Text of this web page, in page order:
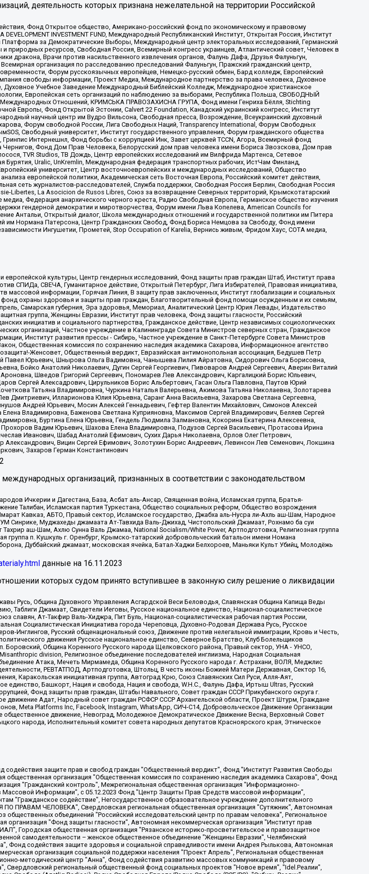
деятельность которых признана нежелательной на территории Российской
Фонд Открытое общество, Американо-российский фонд по экономическому и правовому
INVESTMENT FUND, Международный Республиканский Институт, Открытая Россия, Институт
за Демократические Выборы, Международный центр электоральных исследований, Германский
ресурсов, Свободная Россия, Всемирный конгресс украинцев, Атлантический совет, Человек в
Врачи против насильственного извлечения органов, Фалунь Дафа, Друзья Фалуньгун,
организация по расследованию преследований Фалуньгун, Пражский гражданский центр,
Форум русскоязычных европейцев, Немецко-русский обмен, Бард колледж, Европейский
свободы информации, Проект Медиа, Международное партнерство за права человека, Духовное
Духовное Учебное Заведение Международный Библейский Колледж, Международное христианское
Европейская сеть организаций по наблюдению за выборами, Республика Польша, СВОБОДНЫЙ
Отношений, КРИМСЬКА ПРАВОЗАХИСНА ГРУПА, Фонд имени Генриха Бёлля, Stichting
Европы, Фонд Открытой Эстонии, Calvert 22 Foundation, Канадский украинский конгресс, Институт
научный центр им Вудро Вильсона, Свободная пресса, Возрождение, Всеукраинский духовный
Форум свободной России, Лига Свободных Наций, Transparеncy International, Форум Свободных
Свободный университет, Институт государственного управления, Форум гражданского общества
Интернешнл, Фонд борьбы с коррупцией Инк, Завет церквей TCCN, Агора, Всемирный фонд
Фонд Дом Прав Человека, Белорусский дом прав человека имени Бориса Звозскова, Дом прав
TVR Studios, ТВ Дождь, Центр европейских исследований им Вилфрида Мартенса, Сетевое
Uralic, UnKremlin, Международная федерация транспортных рабочих, ИстЧам Финланд,
университет, Центр восточноевропейских и международных исследований, Общество
европейской политики, Академическая сеть Восточная Европа, Российский комитет действия,
сеть журналистов-расследователей, Служба поддержки, Свободная Россия Берлин, Свободная Россия
Libertes, La Asocicion de Rusos Libres, Союз за возвращение Северных территорий, Крымскотатарский
Федерация анархического черного креста, Радио Свободная Европа, Германское общество изучения
гендерной демократии и миротворчества, Форум имени Льва Копелева, American Councils for
Антальи, Открытый диалог, Школа международных отношений и государственной политики им Питера
им Нормана Патерсона, Центр Гражданских Свобод, Фонд Бориса Немцова за Свободу, Фонд имени
Ингушетии, Прометей, Stop Occupation of Karelia, Вернись живым, Фридом Хаус, СОТА медиа,
культуры, Центр гендерных исследований, Фонд защиты прав граждан Штаб, Институт права
СПИДа, СВЕЧА, Гуманитарное действие, Открытый Петербург, Лига Избирателей, Правовая инициатива,
информации, Горячая Линия, В защиту прав заключенных, Институт глобализации и социальных
охраны здоровья и защиты прав граждан, Благотворительный фонд помощи осужденным и их семьям,
Самарская губерния, Эра здоровья, Мемориал, Аналитический Центр Юрия Левады, Издательство
группа, Женщины Евразии, Институт прав человека, Фонд защиты гласности, Российский
инициатив и социального партнерства, Гражданское действие, Центр независимых социологических
организаций, Частное учреждение в Калининграде Совета Министров северных стран, Гражданское
Институт развития прессы - Сибирь, Частное учреждение в Санкт-Петербурге Совета Министров
Общественная комиссия по сохранению наследия академика Сахарова, Информационное агентство
Женсовет, Общественный вердикт, Евразийская антимонопольная ассоциация, Бедушев Петр
Павел Юрьевич, Шнырова Ольга Вадимовна, Чанышева Лилия Айратовна, Сидорович Ольга Борисовна,
Бойко Анатолий Николаевич, Дугин Сергей Георгиевич, Пивоваров Андрей Сергеевич, Аверин Виталий
Шведов Григорий Сергеевич, Пономарев Лев Александрович, Каргалицкий Борис Юльевич,
Сергей Алексадрович, Цирульников Борис Альбертович, Гасан Ольга Павловна, Паутов Юрий
Татьяна Владимировна, Чуркина Наталья Валерьевна, Акимова Татьяна Николаевна, Золотарева
Дмитриевич, Илларионова Юлия Юрьевна, Саранг Анна Васильевна, Захарова Светлана Сергеевна,
Андрей Юрьевич, Мосин Алексей Геннадьевич, Гефтер Валентин Михайлович, Симонов Алексей
Владимировна, Баженова Светлана Куприяновна, Максимов Сергей Владимирович, Беляев Сергей
Буртина Елена Юрьевна, Гендель Людмила Залмановна, Кокорина Екатерина Алексеевна,
Вадим Юрьевич, Шахова Елена Владимировна, Подузов Сергей Васильевич, Протасова Ирина
Иванович, Шабад Анатолий Ефимович, Сухих Дарья Николаевна, Орлов Олег Петрович,
Вицин Сергей Ефимович, Золотухин Борис Андреевич, Левинсон Лев Семенович, Локшина
Захаров Герман Константинович
организаций, признанных в соответствии с законодательством
Ичкерии и Дагестана, База, Асбат аль-Ансар, Священная война, Исламская группа, Братья-
Талибан, Исламская партия Туркестана, Общество социальных реформ, Общество возрождения
Кавказ, АБТО, Правый сектор, Исламское государство, Джабха аль-Нусра ли-Ахль аш-Шам, Народное
Синрике, Муджахеды джамаата Ат-Тавхида Валь-Джихад, Чистопольский Джамаат, Рохнамо ба суи
аш-Шам, Ахлю Сунна Валь Джамаа, National Socialism/White Power, Артподготовка, Религиозная группа
группа п. Кушкуль г. Оренбург, Крымско-татарский добровольческий батальон имени Номана
Дуббайский джамаат, московская ячейка, Батал-Хаджи Белхороев, Маньяки Культ Убийц, Молодёжь
данные на 16.11.2023
которых судом принято вступившее в законную силу решение о ликвидации
Русь, Община Духовного Управления Асгардской Веси Беловодья, Славянская Община Капища Веды
Таблиги Джамаат, Свидетели Иеговы, Русское национальное единство, Национал-социалистическое
Ат-Такфир Валь-Хиджра, Пит Буль, Национал-социалистическая рабочая партия России,
Социалистическая Инициатива города Череповца, Духовно-Родовая Держава Русь, Русское
Инглингов, Русский общенациональный союз, Движение против нелегальной иммиграции, Кровь и Честь,
движения Русское национальное единство, Северное Братство, Клуб Болельщиков
Боровский, Община Коренного Русского народа Щелковского района, Правый сектор, УНА - УНСО,
division, Религиозное объединение последователей инглиизма, Народная Социальная
Атака, Мечеть Мирмамеда, Община Коренного Русского народа г. Астрахани, ВОЛЯ, Меджлис
РЕВТАТПОД, Артподготовка, Штольц, В честь иконы Божией Матери Державная, Сектор 16,
Каракольская инициативная группа, Автоград Крю, Союз Славянских Сил Руси, Алля-Аят,
единство, Башкорт, Нация и свобода, Нация и свобода, W.H.С., Фалунь Дафа, Иртыш Ultras, Русский
Фонд защиты прав граждан, Штабы Навального, Совет граждан СССР Прикубанского округа г.
движение Адат, Народный совет граждан РСФСР СССР Архангельской области, Проект Штурм, Граждане
Meta Platforms Inc, Facebook, Instagram, WhatsApp, СИЧ-С14, Добровольческое Движение Организации
общественное движение, Невоград, Молодежное Демократическое Движение Весна, Верховный Совет
народа, Исполнительный комитет совета народных депутатов Красноярского края, Этническое
с ограниченной ответственностью "Вега 2021", Общество с ограниченной ответственностью "Главный редактор 2021", Общество с ограниченной ответственностью "Ромашки монолит", Важенков Артем Валерьевич, Ивановская областная общественная организация "Центр гендерных исследований", Гурман Юрий Альбертович, Медиапроект "ОВД-Инфо", Егоров Владимир Владимирович, Жилинский Владимир Александрович, Общество с ограниченной ответственностью "ЗП", Иванова София Юрьевна, Карезина Инна Павловна, Кильтау Екатерина Викторовна, Петров Алексей Викторович, Пискунов Сергей Евгеньевич, Смирнов Сергей Сергеевич, Тихонов Михаил Сергеевич, Общество с ограниченной ответственностью "ЖУРНАЛИСТ-ИНОСТРАННЫЙ АГЕНТ", Арапова Галина Юрьевна, Вольтская Татьяна Анатольевна, Американская компания "Mason G.E.S. Anonymous Foundation" (США), являющаяся владельцем интернет-издания https://mnews.world/, Компания "Stichting Bellingcat", зарегистрированная в Нидерландах (дата регистрации 11.07.2018), Захаров Андрей Вячеславович, Клепиковская Екатерина Дмитриевна, Общество с ограниченной ответственностью "МЕМО", Перл Роман Александрович, Симонов Евгений Алексеевич, Соловьева Елена Анатольевна, Сотников Даниил Владимирович, Сурначева Елизавета Дмитриевна, Автономная некоммерческая организация по защите прав человека и информированию населения "Якутия – Наше Мнение", Общество с ограниченной ответственностью "Москоу диджитал медиа", с 26.01.2023 Общество с ограниченной ответственностью "Чайка Белые сады", Ветошкина Валерия Валерьевна, Заговора Максим Александрович, Межрегиональное общественное движение "Российская ЛГБТ - сеть", Оленичев Максим Владимирович, Павлов Иван Юрьевич, Скворцова Елена Сергеевна, Общество с ограниченной ответственностью "Как бы инагент", Кочетков Игорь Викторович, Общество с ограниченной ответственностью "Честные выборы", Еланчик Олег Александрович, Общество с ограниченной ответственностью "Нобелевский призыв", Гималова Регина Эмилевна, Григорьев Андрей Валерьевич, Григорьева Алина Александровна, Ассоциация по содействию защите прав призывников, альтернативнослужащих и военнослужащих "Правозащитная группа "Гражданин.Армия.Право", Хисамова Регина Фаритовна, Автономная некоммерческая организация по реализации социально-правовых программ "Лилит", Дальневосточное общественное движение "Маяк", Санкт-Петербургская ЛГБТ-инициативная группа "Выход", Инициативная группа ЛГБТ+ "Реверс", Алексеев Андрей Викторович, Бекбулатова Таисия Львовна, Беляев Иван Михайлович, Владыкина Елена Сергеевна, Гельман Марат Александрович, Никульшина Вероника Юрьевна, Толоконникова Надежда Андреевна, Шендерович Виктор Анатольевич, Общество с ограниченной ответственностью "Данное сообщение", Общество с ограниченной ответственностью Издательский дом "Новая глава", Айнбиндер Александра Александровна, Московский комьюнити-центр для ЛГБТ+инициатив, Благотворительный фонд развития филантропии, Deutsche Welle (Германия, Kurt-Schumacher-Strasse 3, 53113 Bonn), Борзунова Мария Михайловна, Воробьев Виктор Викторович, Голубева Анна Львовна, Константинова Алла Михайловна, Малкова Ирина Владимировна, Мурадов Мурад Абдулгалимович, Осетинская Елизавета Николаевна, Понасенков Евгений Николаевич, Ганапольский Матвей Юрьевич, Киселев Евгений Алексеевич, Борухович Ирина Григорьевна, Дремин Иван Тимофеевич, Дубровский Дмитрий Викторович, Красноярская региональная общественная организация поддержки и развития альтернативных образовательных технологий и межкультурных коммуникаций "ИНТЕРРА", Маяковская Екатерина Алексеевна, Фейгин Марк Захарович, Филимонов Андрей Викторович, Дзугкоева Регина Николаевна, Доброхотов Роман Александрович, Дудь Юрий Александрович, Елкин Сергей Владимирович, Кругликов Кирилл Игоревич, Сабунаева Мария Леонидовна, Семенов Алексей Владимирович, Шаинян Карен Багратович, Шульман Екатерина Михайловна, Асафьев Артур Валерьевич, Вахштайн Виктор Семенович, Венедиктов Алексей Алексеевич, Лушникова Екатерина Евгеньевна, Волков Леонид Михайлович, Невзоров Александр Глебович, Пархоменко Сергей Борисович, Сироткин Ярослав Николаевич, Кара-Мурза Владимир Владимирович, Баранова Наталья Владимировна, Гозман Леонид Яковлевич, Кагарлицкий Борис Юльевич, Климарев Михаил Валерьевич, Милов Владимир Станиславович, Автономная некоммерческая организация Краснодарский центр современного искусства "Типография", Моргенштерн Алишер Тагирович, Соболь Любовь Эдуардовна, Общество с ограниченной ответственностью "ЛИЗА НОРМ", Каспаров Гарри Кимович, Ходорковский Михаил Борисович, Общество с ограниченной ответственностью "Апрельские тезисы", Данилович Ирина Брониславовна, Кашин Олег Владимирович, Петров Николай Владимирович, Пивоваров Алексей Владимирович, Соколов Михаил Владимирович, Цветкова Юлия Владимировна, Чичваркин Евгений Александрович, Комитет против пыток/Команда против пыток, Общество с ограниченной ответственностью "Первый научный", Общество с ограниченной ответственностью "Вертолет и ко", Белоцерковская Вероника Борисовна, Кац Максим Евгеньевич, Лазарева Татьяна Юрьевна, Шаведдинов Руслан Табризович, Яшин Илья Валерьевич, Общество с ограниченной ответственностью "Иноагент ААВ", Алешковский Дмитрий Петрович, Альбац Евгения Марковна, Быков Дмитрий Львович, Галямина Юлия Евгеньевна, Лойко Сергей Леонидович, Мартынов Кирилл Константинович, Медведев Сергей Александрович, Крашенинников Федор Геннадиевич, Гордеева Катерина Вл